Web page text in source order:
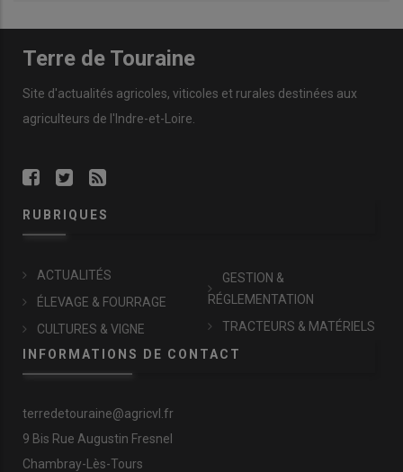
Terre de Touraine
Site d'actualités agricoles, viticoles et rurales destinées aux
agriculteurs de l'Indre-et-Loire.
RUBRIQUES
ACTUALITÉS
ÉLEVAGE & FOURRAGE
CULTURES & VIGNE
GESTION &
RÉGLEMENTATION
TRACTEURS & MATÉRIELS
INFORMATIONS DE CONTACT
terredetouraine@agricvl.fr
9 Bis Rue Augustin Fresnel
Chambray-Lès-Tours